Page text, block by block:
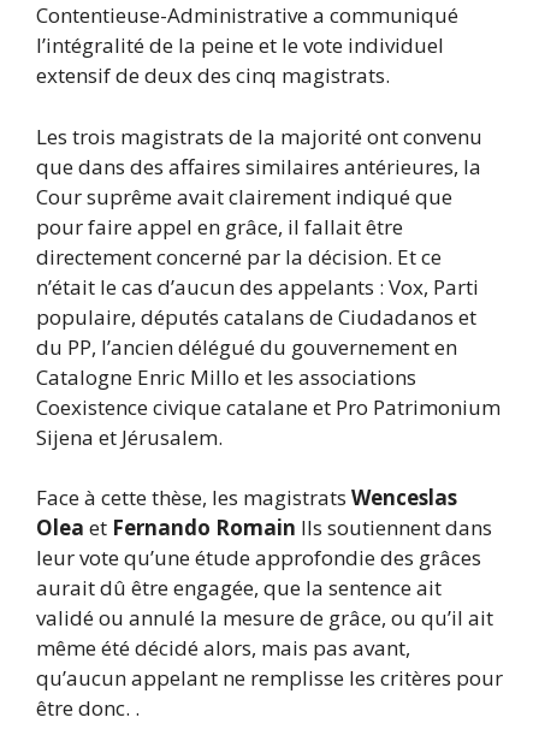
Contentieuse-Administrative a communiqué
l’intégralité de la peine et le vote individuel
extensif de deux des cinq magistrats.
Les trois magistrats de la majorité ont convenu
que dans des affaires similaires antérieures, la
Cour suprême avait clairement indiqué que
pour faire appel en grâce, il fallait être
directement concerné par la décision. Et ce
n’était le cas d’aucun des appelants : Vox, Parti
populaire, députés catalans de Ciudadanos et
du PP, l’ancien délégué du gouvernement en
Catalogne Enric Millo et les associations
Coexistence civique catalane et Pro Patrimonium
Sijena et Jérusalem.
Face à cette thèse, les magistrats Wenceslas
Olea et Fernando Romain Ils soutiennent dans
leur vote qu’une étude approfondie des grâces
aurait dû être engagée, que la sentence ait
validé ou annulé la mesure de grâce, ou qu’il ait
même été décidé alors, mais pas avant,
qu’aucun appelant ne remplisse les critères pour
être donc. .